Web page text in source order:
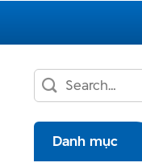
Danh mục